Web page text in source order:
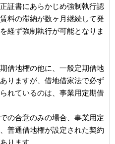
証書にあらかじめ強制執行認
料の滞納が数ヶ月継続して発
経ず強制執行が可能となりま
借地権の他に、一般定期借地
りますが、借地借家法で必ず
れているのは、事業用定期借
の合意のみの場合、事業用定
普通借地権が設定された契約
ります。